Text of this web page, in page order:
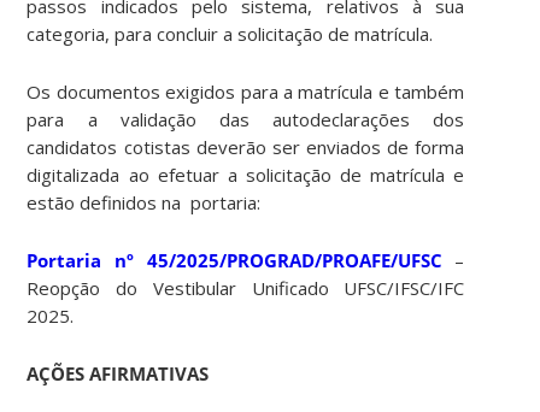
passos indicados pelo sistema, relativos à sua
categoria, para concluir a solicitação de matrícula.
Os documentos exigidos para a matrícula e também
para a validação das autodeclarações dos
candidatos cotistas deverão ser enviados de forma
digitalizada ao efetuar a solicitação de matrícula e
estão definidos na portaria:
Portaria nº 45/2025/PROGRAD/PROAFE/UFSC –
Reopção do Vestibular Unificado UFSC/IFSC/IFC
2025.
AÇÕES AFIRMATIVAS